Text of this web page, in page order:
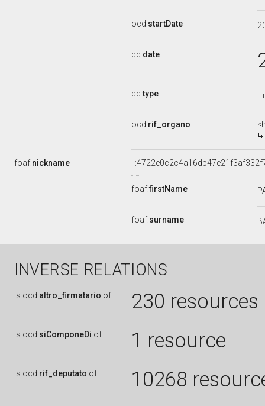
ocd:startDate
dc:date
dc:type
ocd:rif_organo
foaf:nickname
foaf:firstName
foaf:surname
INVERSE RELATIONS
is ocd:altro_firmatario of 230 resources
is ocd:siComponeDi of 1 resource
is ocd:rif_deputato of 10268